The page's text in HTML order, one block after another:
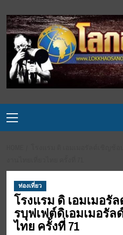
to
content
Menu
ท่องเที่ยว
โรงแรม ดิ เอมเมอรั
รบุฟเฟต์ดิเอมเมอรัล
ไทย ครั้งที่ 71